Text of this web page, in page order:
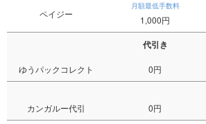
ペイジー
月額最低手数料
1,000円
代引き
ゆうパックコレクト 0円
カンガルー代引 0円